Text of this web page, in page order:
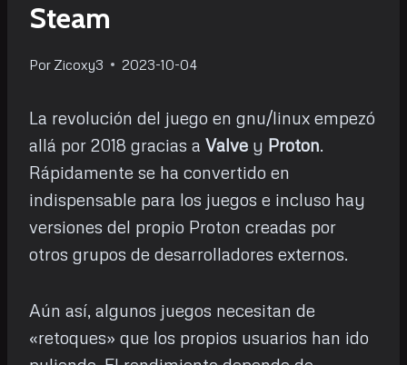
Steam
Por Zicoxy3 2023-10-04
La revolución del juego en gnu/linux empezó
allá por 2018 gracias a Valve y Proton.
Rápidamente se ha convertido en
indispensable para los juegos e incluso hay
versiones del propio Proton creadas por
otros grupos de desarrolladores externos.
Aún así, algunos juegos necesitan de
«retoques» que los propios usuarios han ido